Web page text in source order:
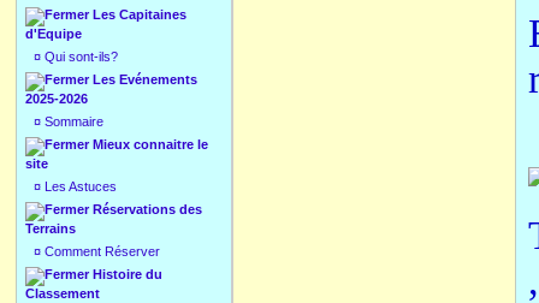
Les Capitaines
d'Equipe
¤ Qui sont-ils?
Les Evénements
2025-2026
¤ Sommaire
Mieux connaitre le
site
¤ Les Astuces
Réservations des
Terrains
¤ Comment Réserver
Histoire du
Classement